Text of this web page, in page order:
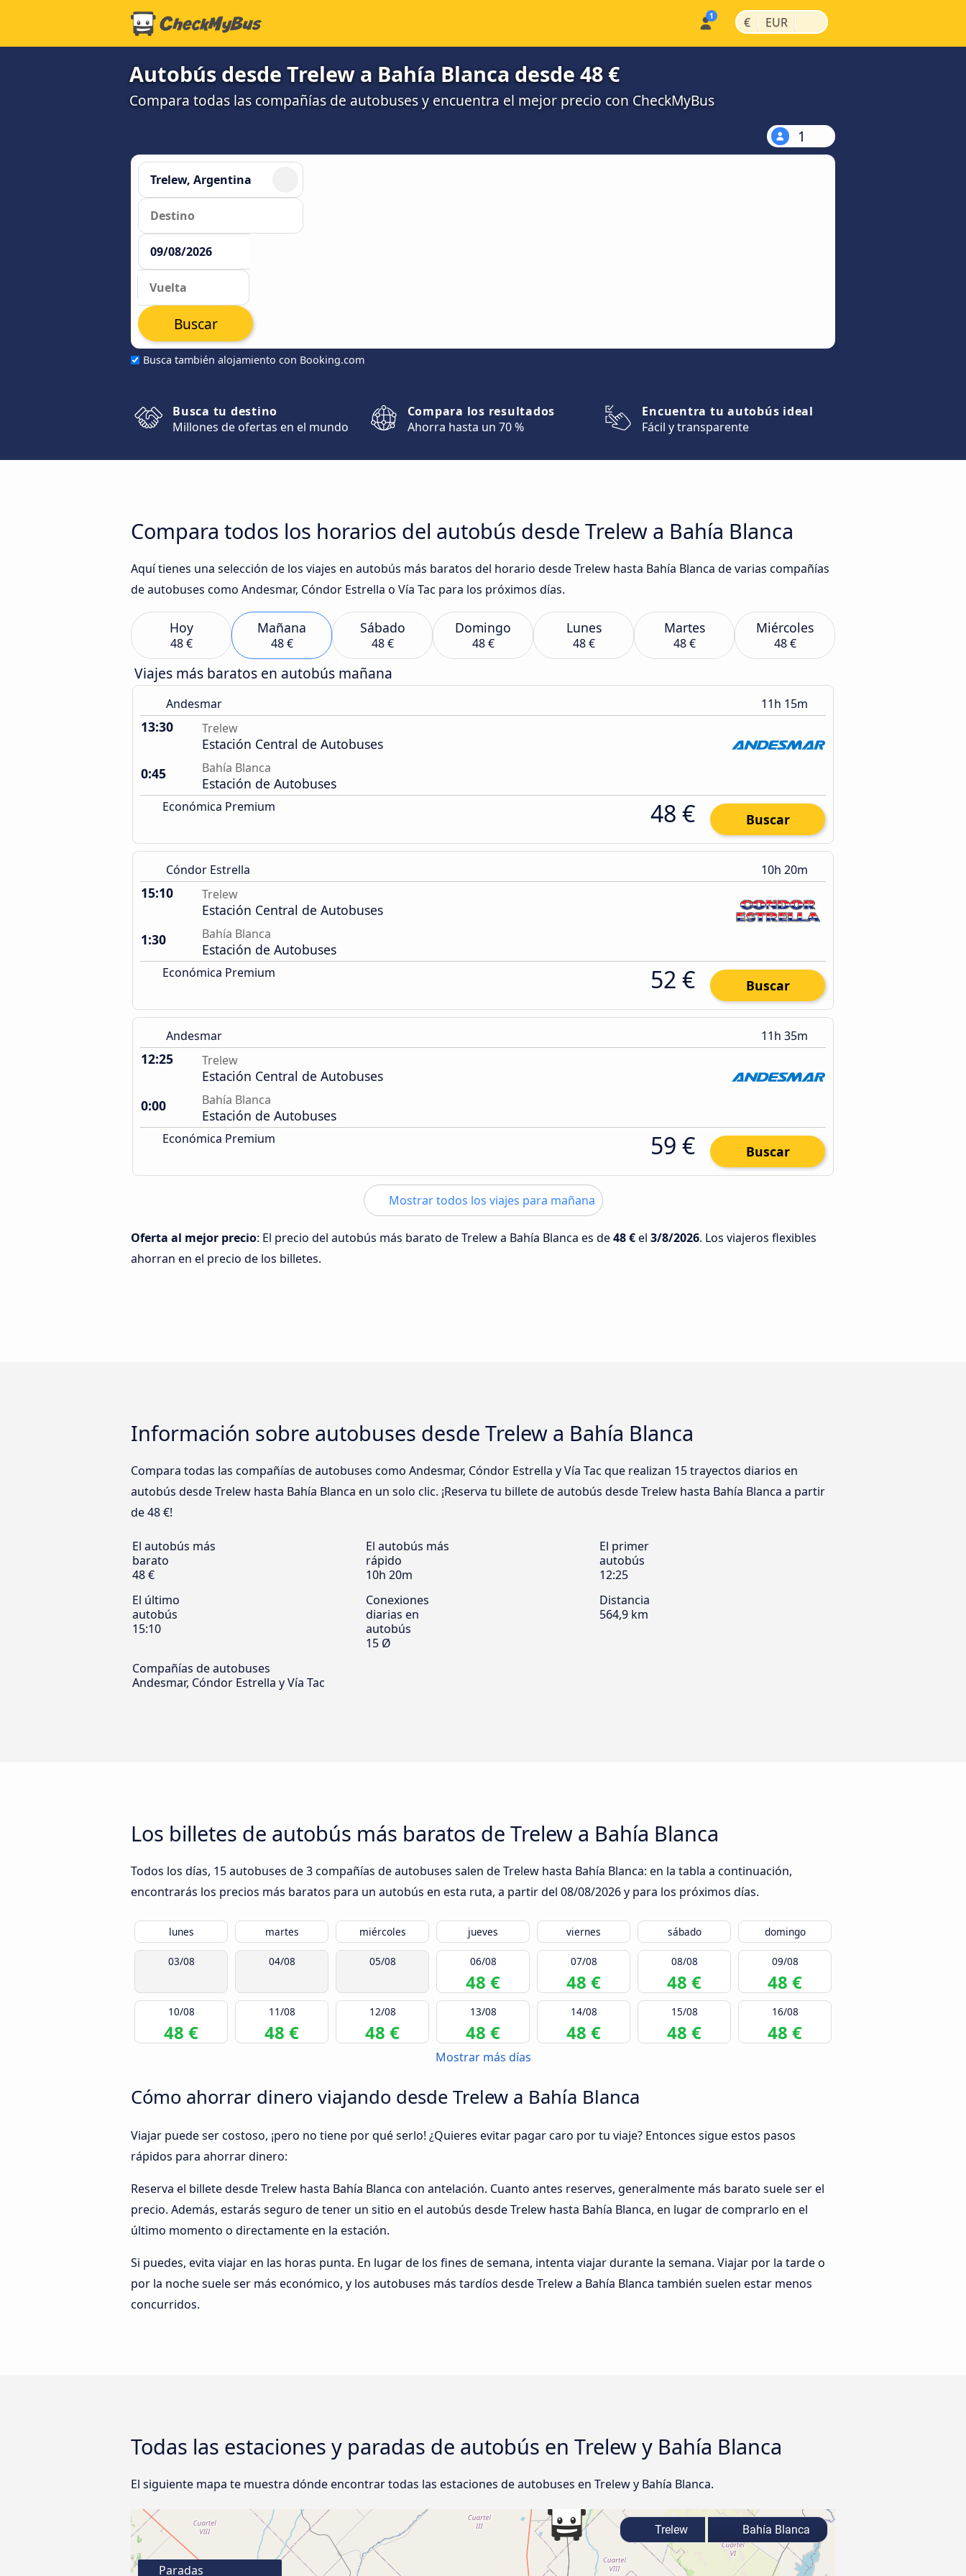
€ | EUR |
Autobús desde Trelew a Bahía Blanca desde 48 €
Compara todas las compañías de autobuses y encuentra el mejor precio con CheckMyBus
1
Busca también alojamiento con Booking.com
Buscar
Busca tu destino
Millones de ofertas en el mundo
Compara los resultados
Ahorra hasta un 70 %
Encuentra tu autobús ideal
Fácil y transparente
Compara todos los horarios del autobús desde Trelew a Bahía Blanca
Aquí tienes una selección de los viajes en autobús más baratos del horario desde Trelew hasta Bahía Blanca de varias compañías
de autobuses como Andesmar, Cóndor Estrella o Vía Tac para los próximos días.
Hoy
48 €
Mañana
48 €
Sábado
48 €
Domingo
48 €
Lunes
48 €
Martes
48 €
Miércoles
48 €
Viajes más baratos en autobús mañana
Andesmar 11h 15m
13:30 Trelew
Estación Central de Autobuses
0:45
Bahía Blanca
Estación de Autobuses
Económica Premium 48 € Buscar
Cóndor Estrella 10h 20m
15:10 Trelew
Estación Central de Autobuses
1:30
Bahía Blanca
Estación de Autobuses
Económica Premium 52 € Buscar
Andesmar 11h 35m
12:25 Trelew
Estación Central de Autobuses
0:00
Bahía Blanca
Estación de Autobuses
Económica Premium 59 € Buscar
Mostrar todos los viajes para mañana
Oferta al mejor precio: El precio del autobús más barato de Trelew a Bahía Blanca es de48 €el 3/8/2026. Los viajeros flexibles
ahorran en el precio de los billetes.
Información sobre autobuses desde Trelew a Bahía Blanca
Compara todas las compañías de autobuses como Andesmar, Cóndor Estrella y Vía Tac que realizan 15 trayectos diarios en
autobús desde Trelew hasta Bahía Blanca en un solo clic. ¡Reserva tu billete de autobús desde Trelew hasta Bahía Blanca a partir
de 48 €!
El autobús más
barato
48 €
El autobús más
rápido
10h 20m
El primer
autobús
12:25
El último
autobús
15:10
Conexiones
diarias en
autobús
15 Ø
Distancia
564,9 km
Compañías de autobuses
Andesmar, Cóndor Estrella y Vía Tac
Los billetes de autobús más baratos de Trelew a Bahía Blanca
Todos los días, 15 autobuses de 3 compañías de autobuses salen de Trelew hasta Bahía Blanca: en la tabla a continuación,
encontrarás los precios más baratos para un autobús en esta ruta, a partir del 08/08/2026y para los próximos días.
lunes martes miércoles jueves viernes sábado domingo
03/08 04/08 05/08 06/08
48 €
07/08
48 €
08/08
48 €
09/08
48 €
10/08
48 €
11/08
48 €
12/08
48 €
13/08
48 €
14/08
48 €
15/08
48 €
16/08
48 €
Mostrar más días
Cómo ahorrar dinero viajando desde Trelew a Bahía Blanca
Viajar puede ser costoso, ¡pero no tiene por qué serlo! ¿Quieres evitar pagar caro por tu viaje? Entonces sigue estos pasos
rápidos para ahorrar dinero:
Reserva el billete desde Trelew hasta Bahía Blanca con antelación. Cuanto antes reserves, generalmente más barato suele ser el
precio. Además, estarás seguro de tener un sitio en el autobús desde Trelew hasta Bahía Blanca, en lugar de comprarlo en el
último momento o directamente en la estación.
Si puedes, evita viajar en las horas punta. En lugar de los fines de semana, intenta viajar durante la semana. Viajar por la tarde o
por la noche suele ser más económico, y los autobuses más tardíos desde Trelew a Bahía Blanca también suelen estar menos
concurridos.
Todas las estaciones y paradas de autobús en Trelew y Bahía Blanca
El siguiente mapa te muestra dónde encontrar todas las estaciones de autobuses en Trelew y Bahía Blanca.
Paradas
Trelew Bahía Blanca